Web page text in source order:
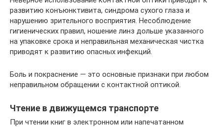
развитию конъюнктивита, синдрома сухого глаза и
нарушению зрительного восприятия. Несоблюдение
гигиенических правил, ношение линз дольше указанного
на упаковке срока и неправильная механическая чистка
приводят к развитию опасных инфекций.
Боль и покраснение — это основные признаки при любом
неправильном обращении с контактной оптикой.
Чтение в движущемся транспорте
При чтении книг в электронном или напечатанном